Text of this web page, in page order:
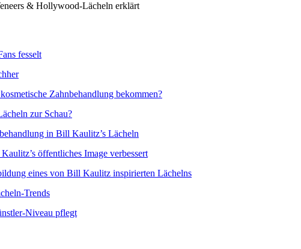
& Hollywood-Lächeln erklärt
fesselt
Zahnbehandlung bekommen?
zur Schau?
in Bill Kaulitz’s Lächeln
öffentliches Image verbessert
eines von Bill Kaulitz inspirierten Lächelns
Trends
Niveau pflegt